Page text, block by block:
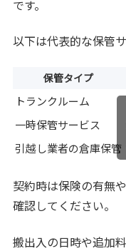
です。
以下は代表的な保管
保管タイプ
トランクルーム
一時保管サービス
引越し業者の倉庫保管
契約時は保険の有無
確認してください。
搬出入の日時や追加